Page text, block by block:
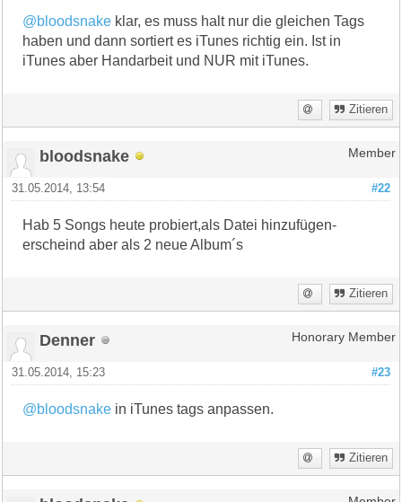
@bloodsnake klar, es muss halt nur die gleichen Tags
haben und dann sortiert es iTunes richtig ein. Ist in
iTunes aber Handarbeit und NUR mit iTunes.
Zitieren
bloodsnake Member
#22
31.05.2014, 13:54
Hab 5 Songs heute probiert,als Datei hinzufügen-
erscheind aber als 2 neue Album´s
Zitieren
Denner Honorary Member
#23
31.05.2014, 15:23
@bloodsnake in iTunes tags anpassen.
Zitieren